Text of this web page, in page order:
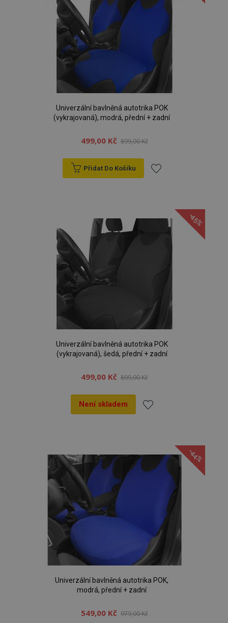
Univerzální bavlněná autotrika POK
(vykrajovaná), modrá, přední + zadní
499,00 Kč 899,00 Kč
Přidat Do Košíku
oblíbeným
-45%
Univerzální bavlněná autotrika POK
(vykrajovaná), šedá, přední + zadní
499,00 Kč 899,00 Kč
Není skladem
oblíbeným-44%
Univerzální bavlněná autotrika POK,
modrá, přední + zadní
549,00 Kč 979,00 Kč